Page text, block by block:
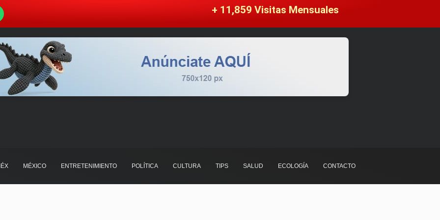
+ 11,859 Visitas Mensuales
MÉXICO ENTRETENIMIENTO POLÍTICA CULTURA TIPS SALUD ECOLOGÍA CONTACTO